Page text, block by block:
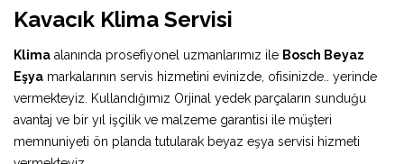
Kavacık Klima Servisi
Klima alanında prosefiyonel uzmanlarımız ile Bosch Beyaz
Eşya markalarının servis hizmetini evinizde, ofisinizde.. yerinde
vermekteyiz. Kullandığımız Orjinal yedek parçaların sunduğu
avantaj ve bir yıl işçilik ve malzeme garantisi ile müşteri
memnuniyeti ön planda tutularak beyaz eşya servisi hizmeti